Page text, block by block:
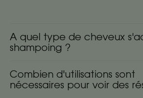
A quel type de cheveux
shampoing ?
Combien d'utilisations sont
nécessaires pour voir des